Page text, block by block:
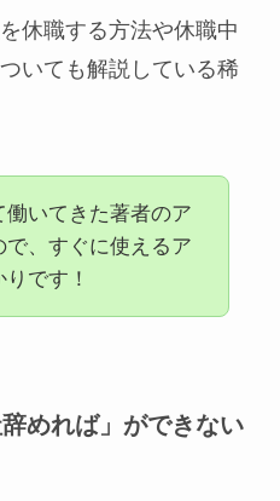
休職する方法や休職中
いても解説している稀
働いてきた著者のア
で、すぐに使えるア
りです！
めれば」ができない